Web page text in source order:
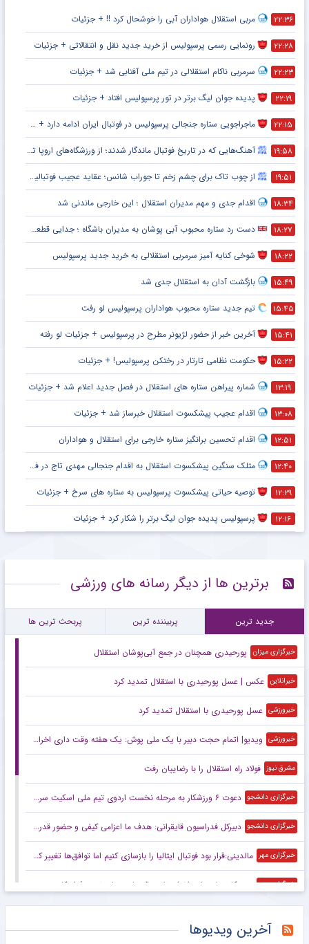
۲۲:۳۶ مربی استقلال هواداران آبی را خوشحال کرد !! + جزئیات
۲۲:۲۸ رونمایی رسمی پرسپولیس از خرید جدید نقل و انتقالاتی + جزئیات
۲۲:۲۳ سرمربی ناکام استقلالی در تیم ملی آفتابی شد + جزئیات
۲۲:۱۹ پدیده جوان لیگ برتر در تور پرسپولیس افتاد + جزئیات
۲۲:۱۵ ماجراجویی ستاره جنجالی پرسپولیس در فوتبال ایران ادامه دارد + جزئیات
۱۹:۵۸ آهنگ‌هایی که در تاریخ فوتبال ماندگار شدند؛ از ورزشگاه‌های اروپا تا جام جهانی
۱۹:۵۱ از چوب تاک برای چشم زخم تا جوراب شانس؛ عقاید عجیب فوتبالیست‌ها!
۱۸:۳۴ اقدام جدی و مهم مدیران استقلال ؛ این خارجی ماندنی شد
۱۸:۲۷ دست رد ستاره محبوب آبی پوشان به مدیران باشگاه ؛ جدایی قطعی است !
۱۸:۲۲ شوخی کنایه آمیز سرمربی استقلالی به خرید جدید پرسپولیس
۱۵:۴۹ بازگشت آدان به استقلال جدی شد
۱۵:۴۵ تیم جدید ستاره محبوب هواداران پرسپولیس لو رفت
۱۵:۴۱ آخرین خبر از حضور لژیونر مطرح در پرسپولیس + جزئیات لو رفته
۱۵:۲۲ حکومت نظامی تارتار در رختکن پرسپولیس! + جزئیات
۱۳:۱۹ شماره پیراهن ستاره های استقلال در فصل جدید اعلام شد + جزئیات
۱۳:۰۸ اقدام عجیب پیشکسوت استقلال خبرساز شد + جزئیات
۱۲:۵۱ اقدام تحسین برانگیز ستاره خارجی برای استقلال و هواداران
۱۲:۴۰ متلک سنگین پیشکسوت استقلال به اقدام جنجالی مهدی تاج در فدراسیون فوتبال
۱۲:۲۹ توصیه حیاتی پیشکسوت پرسپولیس به ستاره های سرخ + جزئیات
۱۲:۱۶ پرسپولیس پدیده جوان لیگ برتر را شکار کرد + جزئیات
برترین ها از دیگر رسانه های ورزشی
جدید ترین پربیننده ترین پربحث ترین ها
خبرگزاری میزان پورحیدری همچنان در جمع آبی‌پوشان استقلال
خبرانلاین عکس | عسل پورحیدری با استقلال تمدید کرد
خبرورزشی عسل پورحیدری با استقلال تمدید کرد
خبرورزشی ویدیو| اتمام حجت دبیر با یک ملی پوش: یک هفته وقت داری اخراج نشوی!
مشرق نیوز فولاد راه استقلال را با رضاییان رفت
خبرگزاری دانشجو دعوت ۶ ورزشکار به مرحله نخست اردوی تیم ملی اسکیت سرعت
خبرگزاری دانشجو دبیرکل فدراسیون قایقرانی: هدف ما اعزامی کیفی و حضور قدرتمند در بازی‌های آسیایی است
خبرگزاری مهر مالدینی:قرار بود فوتبال ایتالیا را بازسازی کنیم اما توافق‌ها تغییر کرد
خبرگزاری مهر درستکار: بنای ما بر اخراج نایب قهرمان جهان نیست/ او کارت زرد گرفته است
آخرین ویدیوها